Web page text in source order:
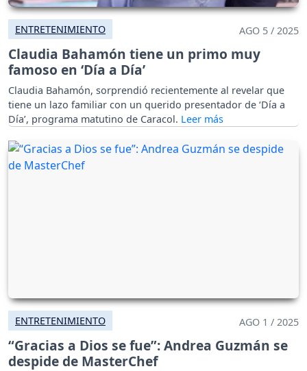
ENTRETENIMIENTO AGO 5 / 2025
Claudia Bahamón tiene un primo muy
famoso en ‘Día a Día’
Claudia Bahamón, sorprendió recientemente al revelar que
tiene un lazo familiar con un querido presentador de ‘Día a
Día’, programa matutino de Caracol.
ENTRETENIMIENTO AGO 1 / 2025
“Gracias a Dios se fue”: Andrea Guzmán se
despide de MasterChef